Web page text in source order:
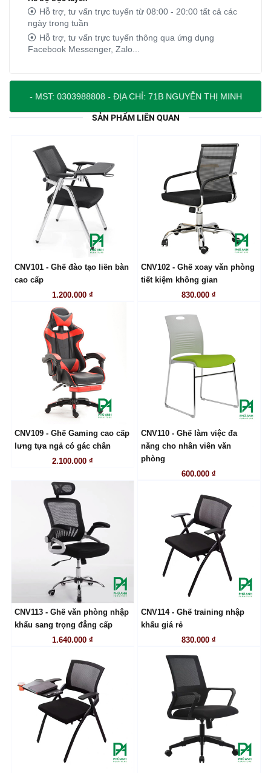
Hỗ trợ, tư vấn trực tuyến từ 08:00 - 20:00 tất cả các
ngày trong tuần
Hỗ trợ, tư vấn trực tuyến thông qua ứng dụng
Facebook Messenger, Zalo...
- ĐỊA CHỈ: 71B NGUYỄN THỊ MINH KHAI, PHƯỜNG BẾN
SẢN PHẨM LIÊN QUAN
CNV101 - Ghế đào tạo liền bàn
cao cấp
1.200.000 ₫
LIÊN HỆ
CNV102 - Ghế xoay văn phòng
tiết kiệm không gian
830.000 ₫
LIÊN HỆ
CNV109 - Ghế Gaming cao cấp
lưng tựa ngả có gác chân
2.100.000 ₫
LIÊN HỆ
CNV110 - Ghế làm việc đa
năng cho nhân viên văn
phòng
600.000 ₫
LIÊN HỆ
CNV113 - Ghế văn phòng nhập
khẩu sang trọng đẳng cấp
1.640.000 ₫
LIÊN HỆ
CNV114 - Ghế training nhập
khẩu giá rẻ
830.000 ₫